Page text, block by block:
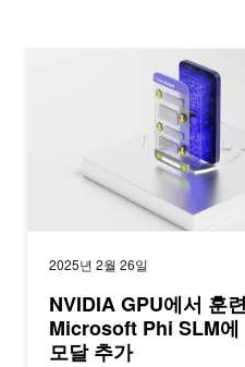
2025년 2월 26일
NVIDIA GPU에서 훈
Microsoft Phi SLM에
모달 추가
NVIDIA GPU에서 훈련된